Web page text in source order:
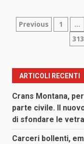
articoli
Previous 1 …
313
ARTICOLI RECENTI
Crans Montana,
parte civile. Il
di sfondare le
Carceri bollenti,